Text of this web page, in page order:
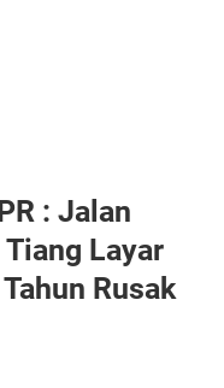
: Jalan
Layar
Rusak